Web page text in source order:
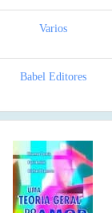
Varios
Babel Editores